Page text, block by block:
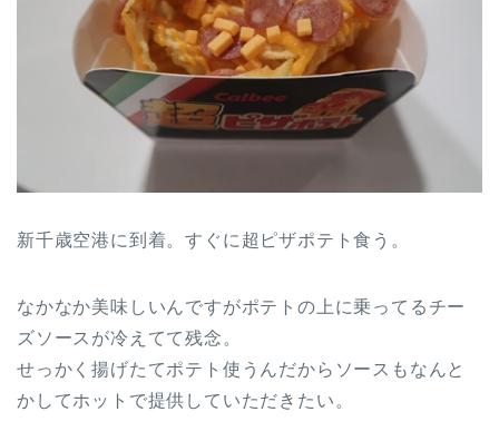
新千歳空港に到着。すぐに超ピザポテト食う。
なかなか美味しいんですがポテトの上に乗ってるチー
ズソースが冷えてて残念。
せっかく揚げたてポテト使うんだからソースもなんと
かしてホットで提供していただきたい。